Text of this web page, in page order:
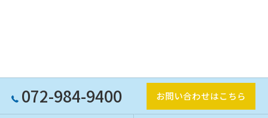
072-984-9400 お問い合わせはこちら